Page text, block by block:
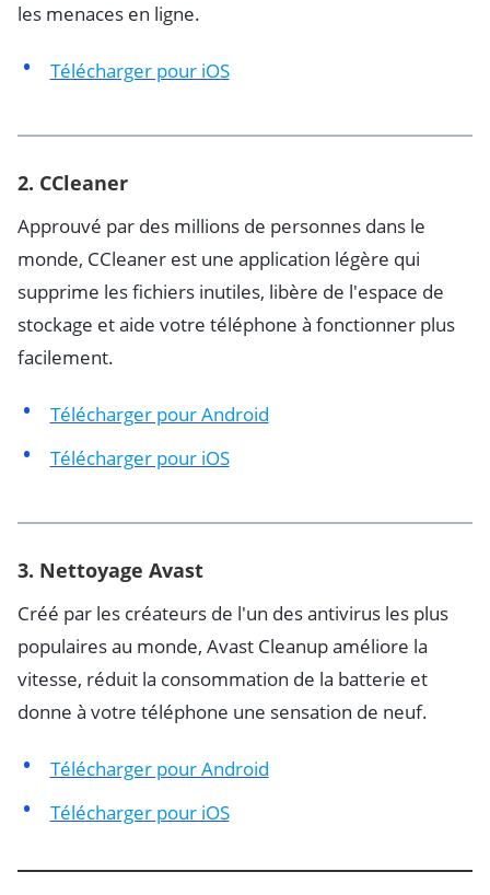
les menaces en ligne.
Télécharger pour iOS
2. CCleaner
Approuvé par des millions de personnes dans le
monde, CCleaner est une application légère qui
supprime les fichiers inutiles, libère de l'espace de
stockage et aide votre téléphone à fonctionner plus
facilement.
Télécharger pour Android
Télécharger pour iOS
3. Nettoyage Avast
Créé par les créateurs de l'un des antivirus les plus
populaires au monde, Avast Cleanup améliore la
vitesse, réduit la consommation de la batterie et
donne à votre téléphone une sensation de neuf.
Télécharger pour Android
Télécharger pour iOS